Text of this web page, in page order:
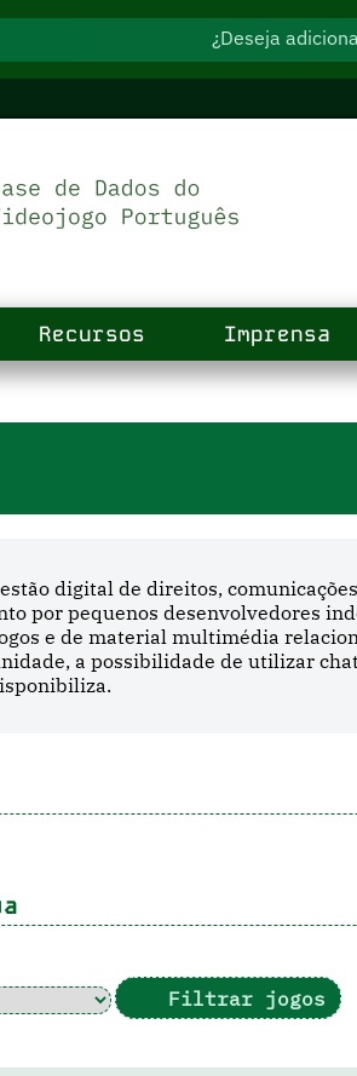
¿Deseja
Recursos Imprensa
digital de direitos,
por pequenos desenvolvedores
e de material multimédia
a possibilidade de utilizar
Filtrar jogos